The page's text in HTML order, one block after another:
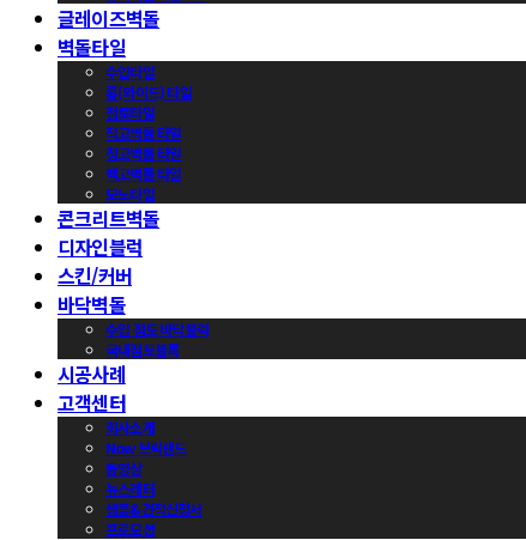
글레이즈벽돌
벽돌타일
수입타일
롱(와이드) 타일
점토타일
적고벽돌 타일
청고벽돌 타일
백고벽돌 타일
모노타일
콘크리트벽돌
디자인블럭
스킨/커버
바닥벽돌
수입 점토 바닥블럭
국내점토블록
시공사례
고객센터
회사소개
Now 브릭랜드
동영상
뉴스레터
샘플&견적신청서
프로모션